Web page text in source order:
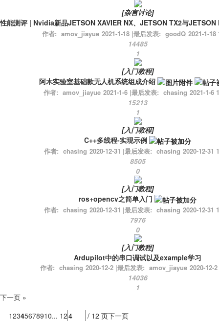
[杂言讨论]
性能测评 | Nvidia新品JETSON XAVIER NX、JETSON TX2与JETSON
作者: amov_jiayue 2021-1-18 |最后发表: goodQ 2021-1-18
14485
1
[入门教程]
阿木实验室基础款无人机系统组成介绍
作者: amov_jiayue 2021-1-6 |最后发表: chasing 2021-1-6
15213
1
[入门教程]
C++多线程-实现示例
作者: chasing 2020-12-31 |最后发表: chasing 2020-12-31
8505
0
[入门教程]
ros+opencv之简单入门
作者: chasing 2020-12-31 |最后发表: chasing 2020-12-31
7976
0
[入门教程]
Ardupilot中的串口调试以及example学习
作者: chasing 2020-12-2 |最后发表: amov_jiayue 2020-12-
14036
1
下一页 »
12345678910... 12 / 12 页下一页